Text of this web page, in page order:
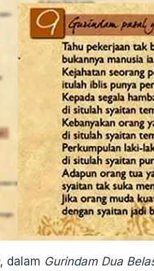
, dalam Gurindam Dua